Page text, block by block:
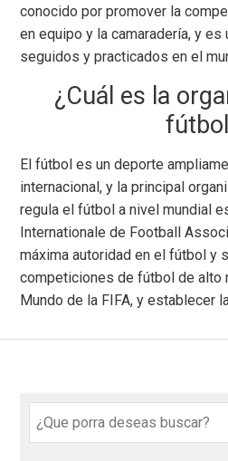
conocido por promover la
en equipo y la camaradería, y
seguidos y practicados en el
¿Cuál es la
El fútbol es un deporte
internacional, y la principal
regula el fútbol a nivel mundial
Internationale de Football
máxima autoridad en el fútbol y
competiciones de fútbol de alto
Mundo de la FIFA, y establecer
e